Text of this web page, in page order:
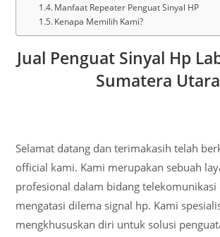
Manfaat Repeater Penguat Sinyal HP
Kenapa Memilih Kami?
Jual Penguat Sinyal Hp
Sumatera Utara
Selamat datang dan terimakasih telah
official kami. Kami merupakan sebuah
profesional dalam bidang telekomunikasi
mengatasi dilema signal hp. Kami
mengkhususkan diri untuk solusi